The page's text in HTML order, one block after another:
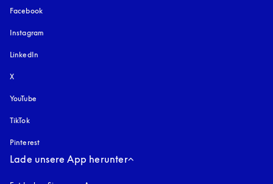
Facebook
Instagram
LinkedIn
X
YouTube
TikTok
Pinterest
Lade unsere App herunter